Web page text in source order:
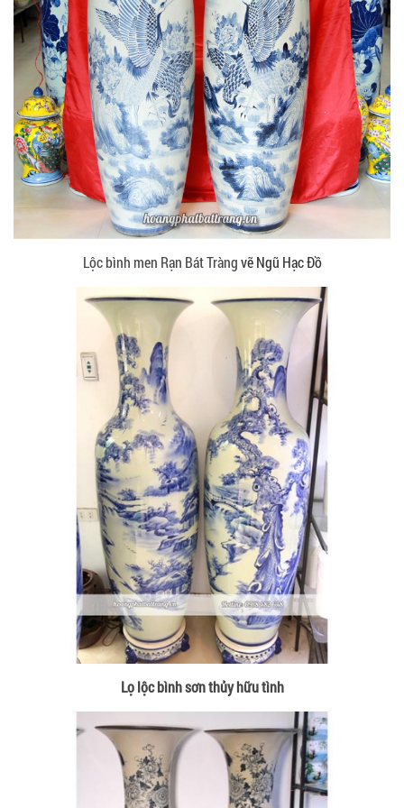
Lộc bình men Rạn Bát Tràngvẽ Ngũ Hạc Đồ
Lọ lộc bình sơn thủy hữu tình